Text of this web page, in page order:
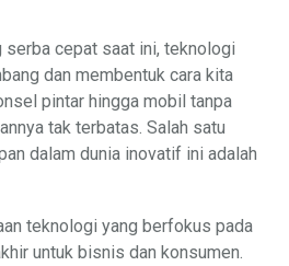
serba cepat saat ini, teknologi
dan membentuk cara kita
pintar hingga mobil tanpa
tak terbatas. Salah satu
dalam dunia inovatif ini adalah
teknologi yang berfokus pada
untuk bisnis dan konsumen.